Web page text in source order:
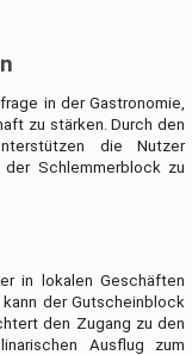
in der Gastronomie,
zu stärken. Durch den
die Nutzer
Schlemmerblock zu
in lokalen Geschäften
der Gutscheinblock
den Zugang zu den
Ausflug zum